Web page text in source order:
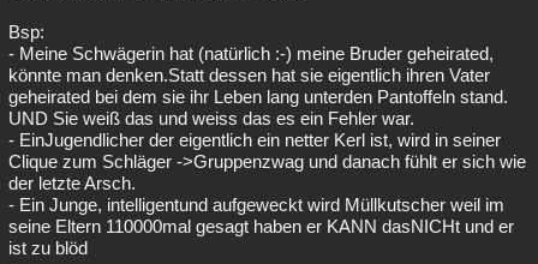
Bsp:
- Meine Schwägerin hat (natürlich :-) meine Bruder geheirated,
könnte man denken.Statt dessen hat sie eigentlich ihren Vater
geheirated bei dem sie ihr Leben lang unterden Pantoffeln stand.
UND Sie weiß das und weiss das es ein Fehler war.
- EinJugendlicher der eigentlich ein netter Kerl ist, wird in seiner
Clique zum Schläger ->Gruppenzwag und danach fühlt er sich wie
der letzte Arsch.
- Ein Junge, intelligentund aufgeweckt wird Müllkutscher weil im
seine Eltern 110000mal gesagt haben er KANN dasNICHt und er
ist zu blöd